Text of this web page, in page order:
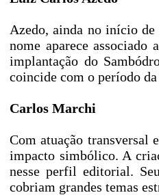
Azedo, ainda no início
nome aparece associado
implantação do
coincide com o período da
Carlos Marchi
Com atuação transversal
impacto simbólico. A
nesse perfil editorial.
cobriam grandes temas